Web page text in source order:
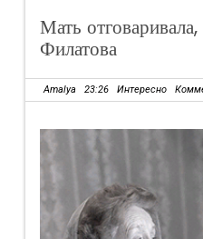
Мать
Филатова
Amalya 23:26 Интересно